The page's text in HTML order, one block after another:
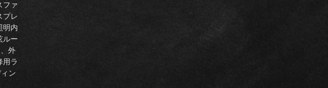
ファ
プレ
明内
ルー
外
用ラ
ン